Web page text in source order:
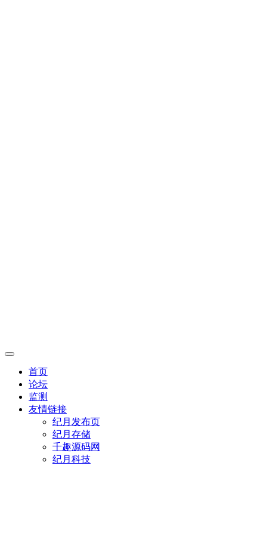
首页
论坛
监测
友情链接
纪月发布页
纪月存储
千趣源码网
纪月科技